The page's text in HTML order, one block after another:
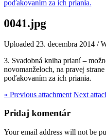
0041.jpg
Uploaded 23. decembra 2014 /
3. Svadobná kniha prianí –
novomanželoch, na pravej
poďakovaním za ich priania.
« Previous attachment Next
Pridaj komentár
Your email address will not be